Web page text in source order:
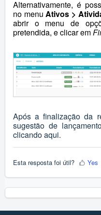
Alternativamente, é
no menuAtivos >
abrir o menu de
pretendida, e clicar em
Após a finalização da
sugestão de
clicandoaqui.
Esta resposta foi útil? Yes